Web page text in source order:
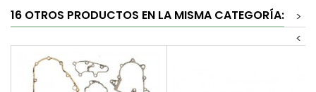
16 OTROS PRODUCTOS EN LA MISMA CATEGORÍA:
>
<